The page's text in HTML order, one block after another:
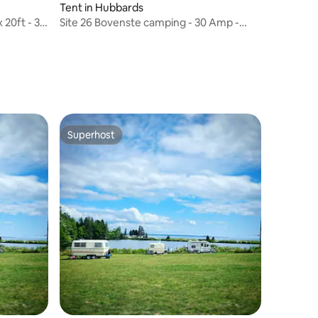
20ft - 30
Tent in Hubbards
Site 26 Bovenste camping - 30 Amp -
Superhost
Superhost